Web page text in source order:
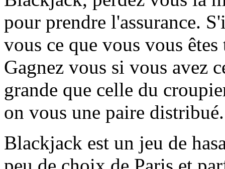
pour prendre l'assurance.
vous ce que vous vous
Gagnez vous si vous avez
grande que celle du
on vous une paire distribué.
Blackjack est un jeu de